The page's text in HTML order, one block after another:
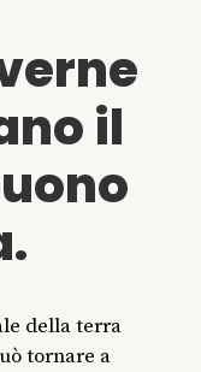
il
della terra
tornare a